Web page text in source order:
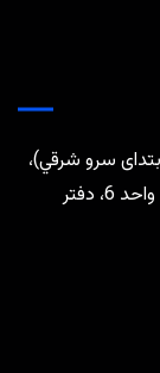
سرو شرقي)،
پلاک 165،طبقه دوم - بالای داروخانه ایساتیس - واحد 6، دفتر